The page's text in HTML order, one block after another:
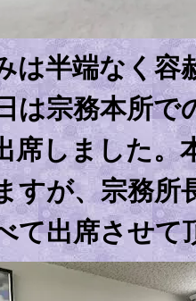
は半端なく容
は宗務本所で
席しました。
すが、宗務所
て出席させて